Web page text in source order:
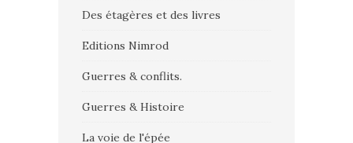
Des étagères et des livres
Editions Nimrod
Guerres & conflits.
Guerres & Histoire
La voie de l'épée